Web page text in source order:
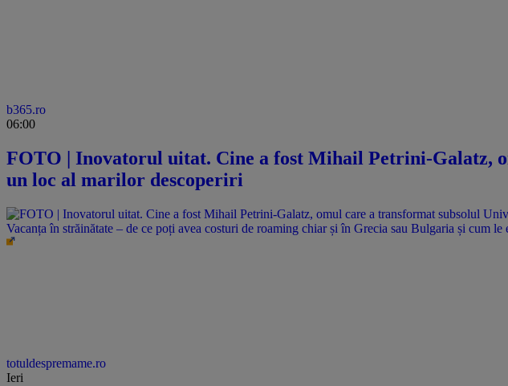
b365.ro
06:00
FOTO | Inovatorul uitat. Cine a fost Mihail Petrini-Galatz,
un loc al marilor descoperiri
Vacanța în străinătate – de ce poți avea costuri de roaming chiar și în Grecia sau Bulgaria și cum le
totuldespremame.ro
Ieri